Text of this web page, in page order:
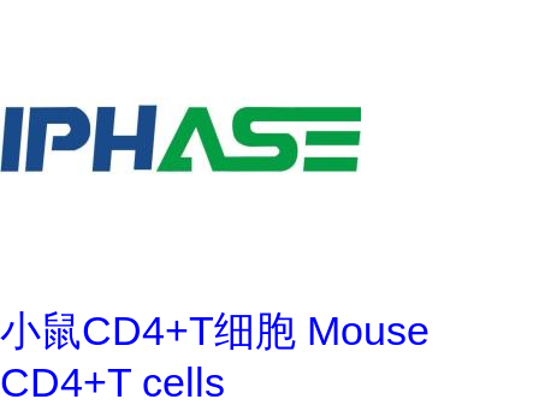
小鼠CD4+T细胞 Mouse
CD4+T cells